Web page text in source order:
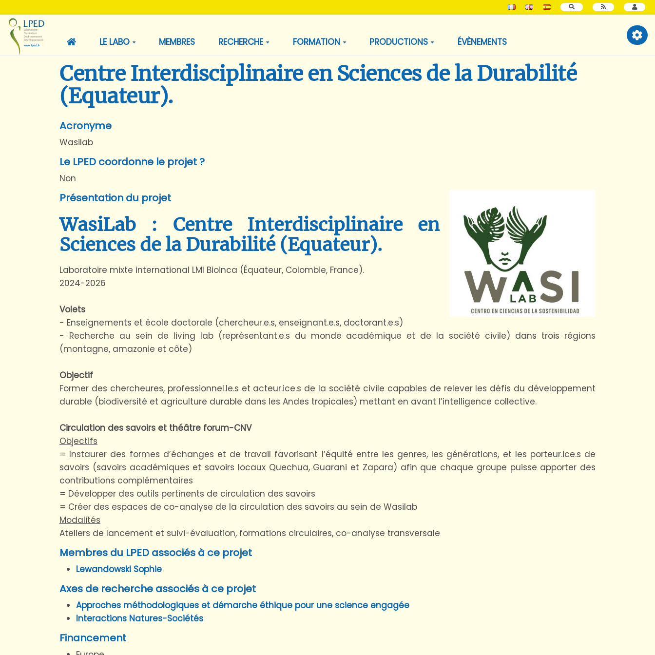
RECHERCHER
LE LABO MEMBRES RECHERCHE FORMATION PRODUCTIONS ÉVÈNEMENTS
Centre Interdisciplinaire en Sciences de la Durabilité
(Equateur).
Acronyme
Wasilab
Le LPED coordonne le projet ?
Non
Présentation du projet
WasiLab : Centre Interdisciplinaire en
Sciences de la Durabilité (Equateur).
Laboratoire mixte international LMI Bioinca (Équateur, Colombie, France).
2024-2026
Volets
- Enseignements et école doctorale (chercheur.e.s, enseignant.e.s, doctorant.e.s)
- Recherche au sein de living lab (représentant.e.s du monde académique et de la société civile) dans trois régions
(montagne, amazonie et côte)
Objectif
Former des chercheures, professionnel.le.s et acteur.ice.s de la société civile capables de relever les défis du développement
durable (biodiversité et agriculture durable dans les Andes tropicales) mettant en avant l’intelligence collective.
Circulation des savoirs et théâtre forum-CNV
Objectifs
= Instaurer des formes d’échanges et de travail favorisant l’équité entre les genres, les générations, et les porteur.ice.s de
savoirs (savoirs académiques et savoirs locaux Quechua, Guarani et Zapara) afin que chaque groupe puisse apporter des
contributions complémentaires
= Développer des outils pertinents de circulation des savoirs
= Créer des espaces de co-analyse de la circulation des savoirs au sein de Wasilab
Modalités
Ateliers de lancement et suivi-évaluation, formations circulaires, co-analyse transversale
Membres du LPED associés à ce projet
Lewandowski Sophie
Axes de recherche associés à ce projet
Approches méthodologiques et démarche éthique pour une science engagée
Interactions Natures-Sociétés
Financement